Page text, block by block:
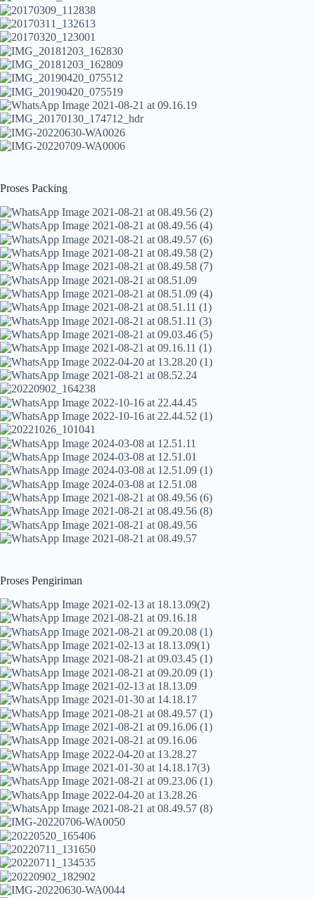
Proses Packing
Proses Pengiriman